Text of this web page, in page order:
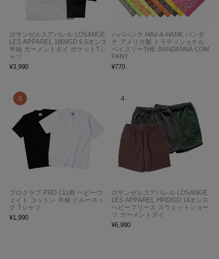
ロサンゼルスアパレル LOSANGE
LES APPAREL 1809GD 6.5オンス
半袖 ガーメントダイ ポケットTシ
ャツ
¥3,990
ハバハンク HAV-A-HANK バンダ
ナ アメリカ製 トラディショナル
ペイズリーTHE BANDANNA COM
PANY
¥770
プロクラブ PRO CLUB ヘビーウ
ェイト コットン 半袖 クルーネッ
ク Tシャツ
¥1,990
ロサンゼルスアパレル LOSANGE
LES APPAREL HF02GD 14オンス
ヘビーフリース スウェットショー
ツ ガーメントダイ
¥6,990